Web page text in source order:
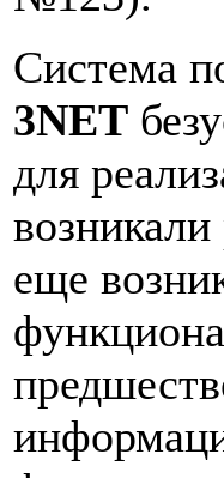
Система
3NET
для
еще